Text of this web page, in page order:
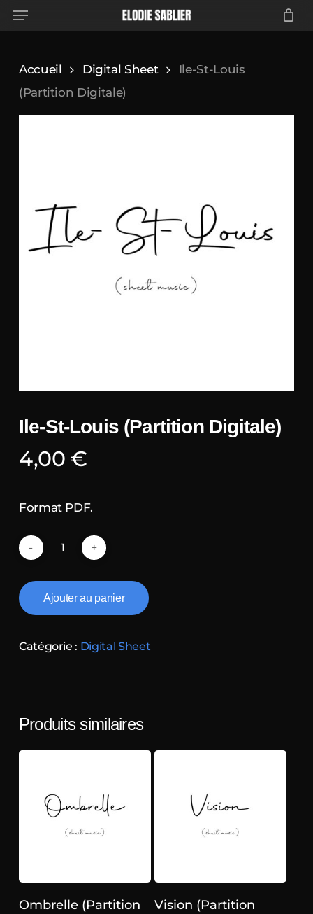
Skip
to
content
Menu
Accueil Digital Sheet
Ile-St-Louis
(Partition Digitale)
Ile-St-Louis (Partition Digitale)
4,00 €
Format PDF.
Ajouter au panier
Catégorie : Digital Sheet
Produits similaires
Ajouter au panier
Ombrelle (Partition
Ajouter au panier
Vision (Partition